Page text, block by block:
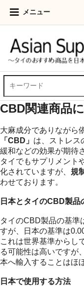
メニュー
CBD関連商品
大麻成分でありながら
「CBD」 は、ストレス
緩和などの効果が期待
タイでもサプリメント
化されていますが、 規
わせております。
日本とタイのCBD製品
タイのCBD製品の基準
すが、日本の基準は
これは世界基準からし
る可能性は高いですが
本へ輸入することはほ
日本で使用する方法